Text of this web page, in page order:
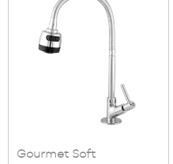
Gourmet Soft